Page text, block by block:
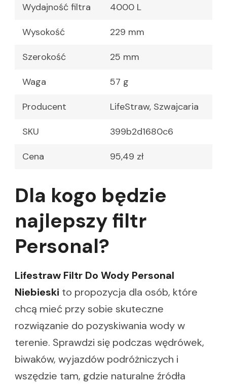
Wydajność filtra 4000 L
Wysokość 229 mm
Szerokość 25 mm
Waga 57 g
Producent LifeStraw, Szwajcaria
SKU 399b2d1680c6
Cena 95,49 zł
Dla kogo będzie
najlepszy filtr
Personal?
Lifestraw Filtr Do Wody Personal
Niebieski to propozycja dla osób, które
chcą mieć przy sobie skuteczne
rozwiązanie do pozyskiwania wody w
terenie. Sprawdzi się podczas wędrówek,
biwaków, wyjazdów podróżniczych i
wszędzie tam, gdzie naturalne źródła